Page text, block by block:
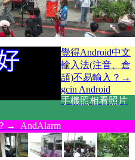
覺得Android中文
輸入法(注音、倉
頡)不易輸入？→
gcin Android
手機照相看照片
→ AndAlarm